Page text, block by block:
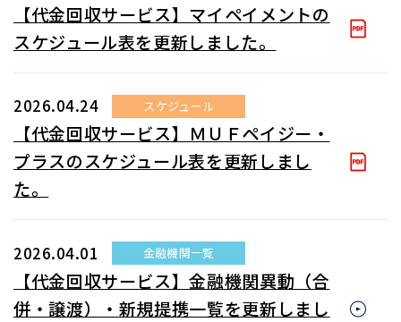
【代金回収サービス】マイペイメントの
スケジュール表を更新しました。
2026.04.24 スケジュール
【代金回収サービス】ＭＵＦペイジー・
プラスのスケジュール表を更新しまし
た。
2026.04.01 金融機関一覧
【代金回収サービス】金融機関異動（合
併・譲渡）・新規提携一覧を更新しまし